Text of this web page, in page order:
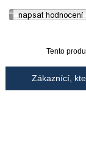
Tento
Zákaznící,